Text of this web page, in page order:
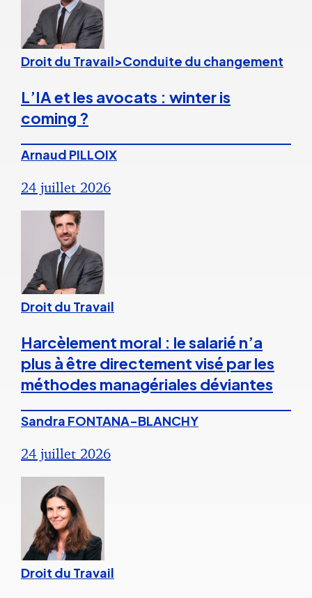
Droit du Travail>Conduite du changement
L’IA et les avocats : winter is
coming ?
Arnaud PILLOIX
24 juillet 2026
Droit du Travail
Harcèlement moral : le salarié n’a
plus à être directement visé par les
méthodes managériales déviantes
Sandra FONTANA-BLANCHY
24 juillet 2026
Droit du Travail